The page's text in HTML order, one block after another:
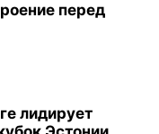
перед
лидирует